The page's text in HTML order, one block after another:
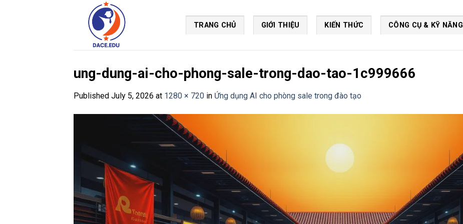
TRANG CHỦ GIỚI THIỆU KIẾN THỨC CÔNG CỤ & KỸ NĂNG
ung-dung-ai-cho-phong-sale-trong-dao-tao-1c999666
Published July 5, 2026 at 1280 × 720 in Ứng dụng AI cho phòng sale trong đào tạo